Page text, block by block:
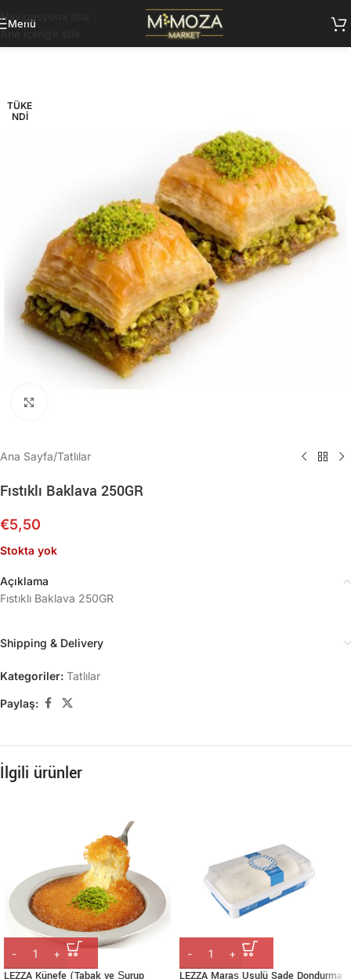
Navigasyona atla
Ana içeriğe atla
Menü
TÜKE
NDI
Ana Sayfa/Tatlılar
Fıstıklı Baklava 250GR
€5,50
Stokta yok
Açıklama
Fıstıklı Baklava 250GR
Shipping & Delivery
Kategoriler: Tatlılar
Paylaş:
İlgili ürünler
LEZZA Künefe (Tabak ve Şurup
LEZZA Maraş Usulü Sade Dondurma